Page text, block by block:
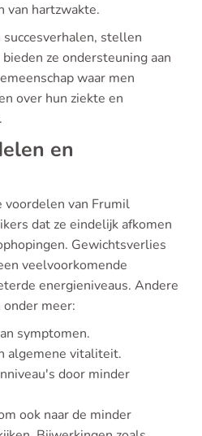
van hartzwakte.
stellen
ze ondersteuning aan
waar men
over hun ziekte en
en
voordelen van Frumil
dat ze eindelijk afkomen
Gewichtsverlies
veelvoorkomende
energieniveaus. Andere
meer:
symptomen.
algemene vitaliteit.
door minder
ook naar de minder